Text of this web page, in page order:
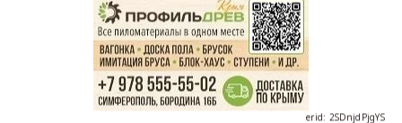
erid: 2SDnjdPjgYS